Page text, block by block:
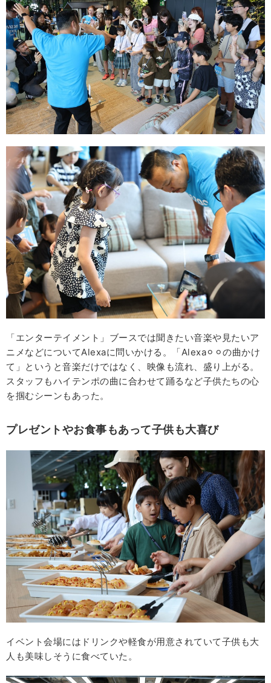
「エンターテイメント」ブースでは聞きたい音楽や見たいア
ニメなどについてAlexaに問いかける。「Alexa⚪︎⚪︎の曲かけ
て」というと音楽だけではなく、映像も流れ、盛り上がる。
スタッフもハイテンポの曲に合わせて踊るなど子供たちの心
を掴むシーンもあった。
プレゼントやお食事もあって子供も大喜び
イベント会場にはドリンクや軽食が用意されていて子供も大
人も美味しそうに食べていた。